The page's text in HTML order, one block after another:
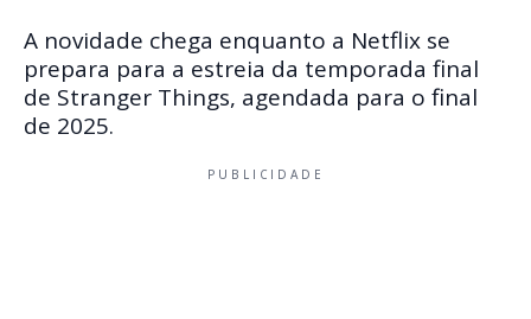
A novidade chega enquanto a Netflix se
prepara para a estreia da temporada final
de Stranger Things, agendada para o final
de 2025.
PUBLICIDADE